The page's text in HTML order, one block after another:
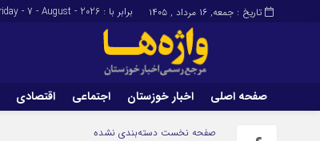
تاریخ : جمعه, ۱۶ مرداد , ۱۴۰۵ برابر با : Friday - 7 - August - 2026
صفحه اصلی اخبار خوزستان اجتماعی اقتصادی
برگه نمونهصفحه نخست دسته‌بندی نشده